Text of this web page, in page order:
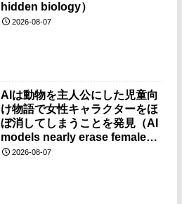
hidden biology）
2026-08-07
AIは動物を主人公にした児童向
け物語で女性キャラクターをほ
ぼ消してしまうことを発見（AI
models nearly erase female
characters when they write
2026-08-07